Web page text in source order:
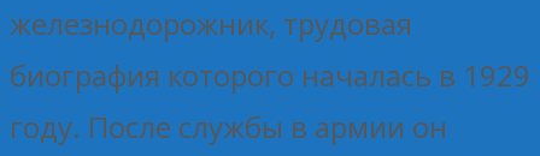
железнодорожник, трудовая
биография которого началась в 1929
году. После службы в армии он